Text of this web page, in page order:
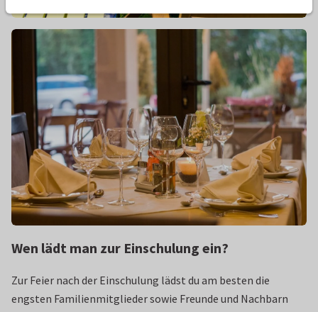
Wen lädt man zur Einschulung ein?
Zur Feier nach der Einschulung lädst du am besten die
engsten Familienmitglieder sowie Freunde und Nachbarn